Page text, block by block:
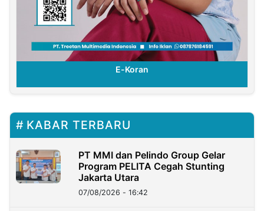
E-Koran
KABAR TERBARU
PT MMI dan Pelindo Group Gelar
Program PELITA Cegah Stunting
Jakarta Utara
07/08/2026 - 16:42